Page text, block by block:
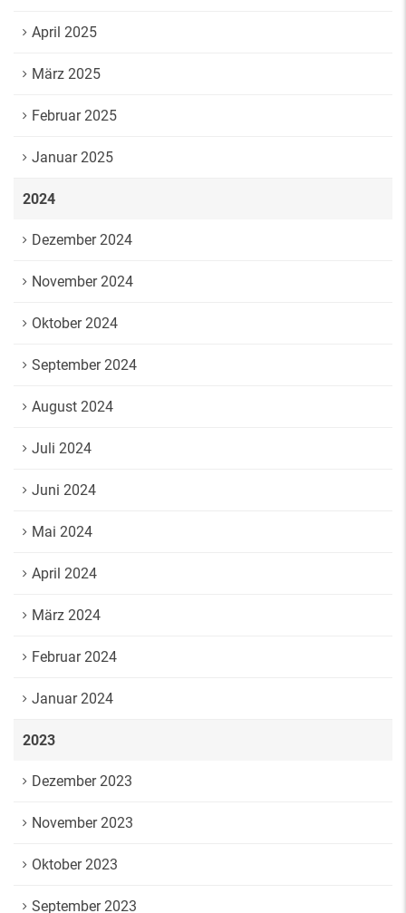
April 2025
März 2025
Februar 2025
Januar 2025
2024
Dezember 2024
November 2024
Oktober 2024
September 2024
August 2024
Juli 2024
Juni 2024
Mai 2024
April 2024
März 2024
Februar 2024
Januar 2024
2023
Dezember 2023
November 2023
Oktober 2023
September 2023